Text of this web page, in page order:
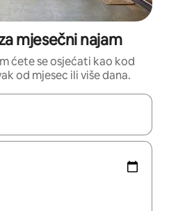
mjesečni najam
ćete se osjećati kao kod
od mjesec ili više dana.
moći ćete ih pregledati